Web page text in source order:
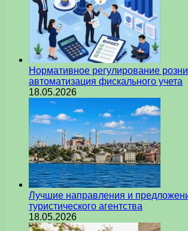
Нормативное регулирование
автоматизация фискального учета
18.05.2026
Лучшие направления и
туристического агентства
18.05.2026